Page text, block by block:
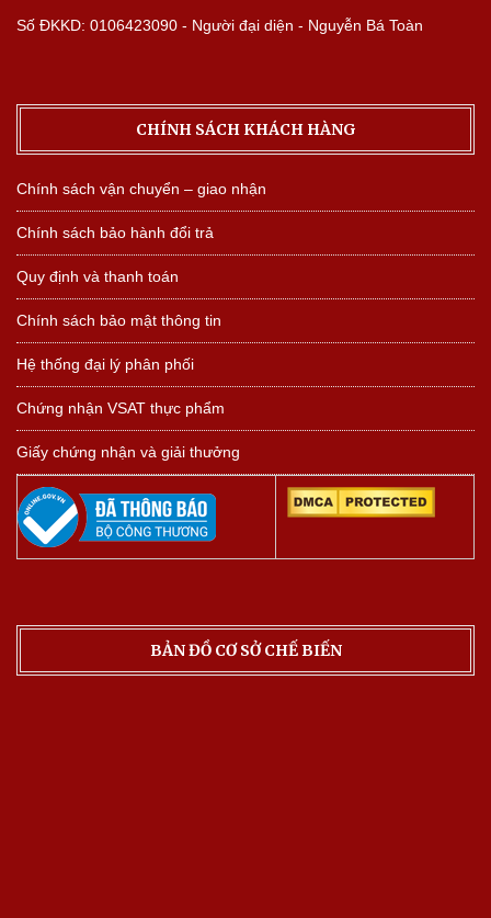
Số ĐKKD: 0106423090 - Người đại diện - Nguyễn Bá Toàn
CHÍNH SÁCH KHÁCH HÀNG
Chính sách vận chuyển – giao nhận
Chính sách bảo hành đổi trả
Quy định và thanh toán
Chính sách bảo mật thông tin
Hệ thống đại lý phân phối
Chứng nhận VSAT thực phẩm
Giấy chứng nhận và giải thưởng
BẢN ĐỒ CƠ SỞ CHẾ BIẾN